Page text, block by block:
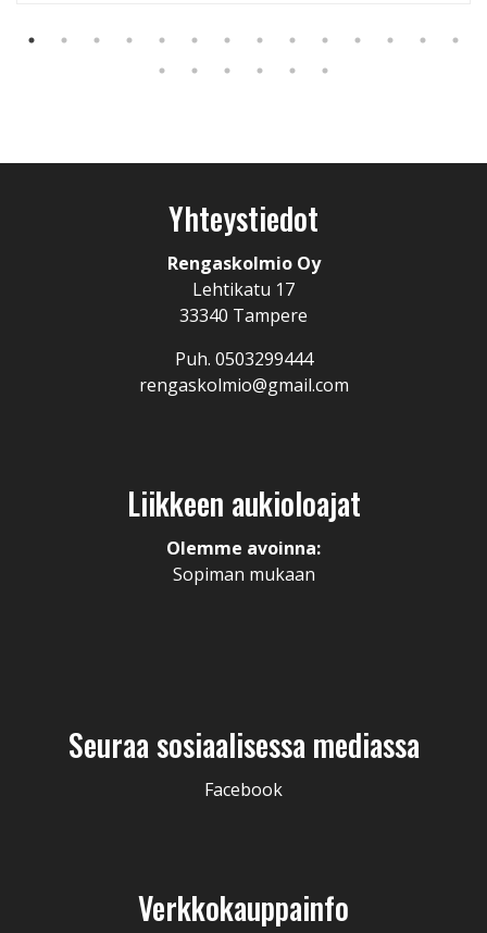
Yhteystiedot
Rengaskolmio Oy
Lehtikatu 17
33340 Tampere
Puh. 0503299444
rengaskolmio@gmail.com
Liikkeen aukioloajat
Olemme avoinna:
Sopiman mukaan
Seuraa sosiaalisessa mediassa
Facebook
Verkkokauppainfo